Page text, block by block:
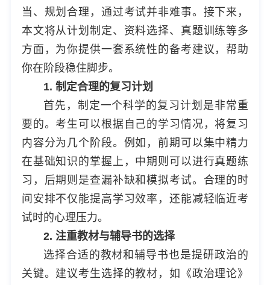
当、规划合理，通过考试并非难事。接下来，
本文将从计划制定、资料选择、真题训练等多
方面，为你提供一套系统性的备考建议，帮助
你在阶段稳住脚步。
1. 制定合理的复习计划
首先，制定一个科学的复习计划是非常重
要的。考生可以根据自己的学习情况，将复习
内容分为几个阶段。例如，前期可以集中精力
在基础知识的掌握上，中期则可以进行真题练
习，后期则是查漏补缺和模拟考试。合理的时
间安排不仅能提高学习效率，还能减轻临近考
试时的心理压力。
2. 注重教材与辅导书的选择
选择合适的教材和辅导书也是提研政治的
关键。建议考生选择的教材，如《政治理论》